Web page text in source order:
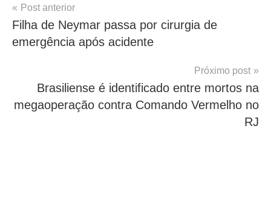
Navegação
de
Post
Post anterior
Filha de Neymar passa por cirurgia de
emergência após acidente
Próximo post
Brasiliense é identificado entre mortos na
megaoperação contra Comando Vermelho no
RJ